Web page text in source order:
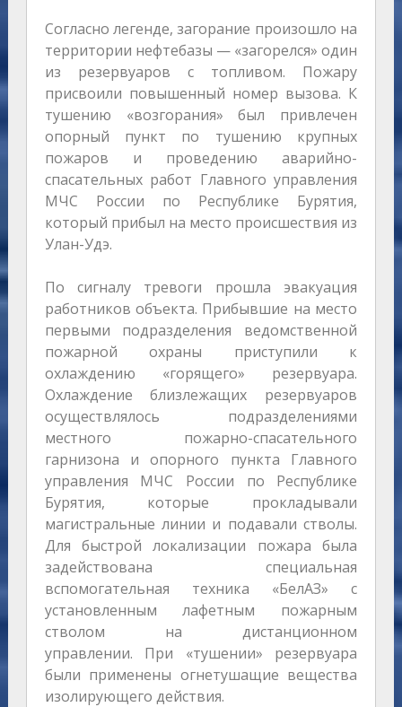
Согласно легенде, загорание произошло на
территории нефтебазы — «загорелся» один
из резервуаров с топливом. Пожару
присвоили повышенный номер вызова. К
тушению «возгорания» был привлечен
опорный пункт по тушению крупных
пожаров и проведению аварийно-
спасательных работ Главного управления
МЧС России по Республике Бурятия,
который прибыл на место происшествия из
Улан-Удэ.
По сигналу тревоги прошла эвакуация
работников объекта. Прибывшие на место
первыми подразделения ведомственной
пожарной охраны приступили к
охлаждению «горящего» резервуара.
Охлаждение близлежащих резервуаров
осуществлялось подразделениями
местного пожарно-спасательного
гарнизона и опорного пункта Главного
управления МЧС России по Республике
Бурятия, которые прокладывали
магистральные линии и подавали стволы.
Для быстрой локализации пожара была
задействована специальная
вспомогательная техника «БелАЗ» с
установленным лафетным пожарным
стволом на дистанционном
управлении. При «тушении» резервуара
были применены огнетушащие вещества
изолирующего действия.